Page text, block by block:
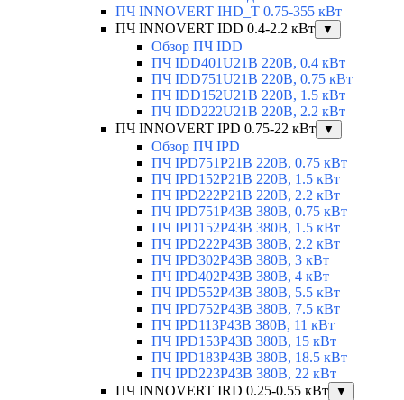
ПЧ INNOVERT IHD_T 0.75-355 кВт
ПЧ INNOVERT IDD 0.4-2.2 кВт
▼
Обзор ПЧ IDD
ПЧ IDD401U21B 220В, 0.4 кВт
ПЧ IDD751U21B 220В, 0.75 кВт
ПЧ IDD152U21B 220В, 1.5 кВт
ПЧ IDD222U21B 220В, 2.2 кВт
ПЧ INNOVERT IPD 0.75-22 кВт
▼
Обзор ПЧ IPD
ПЧ IPD751P21B 220В, 0.75 кВт
ПЧ IPD152P21B 220В, 1.5 кВт
ПЧ IPD222P21B 220В, 2.2 кВт
ПЧ IPD751P43B 380В, 0.75 кВт
ПЧ IPD152P43B 380В, 1.5 кВт
ПЧ IPD222P43B 380В, 2.2 кВт
ПЧ IPD302P43B 380В, 3 кВт
ПЧ IPD402P43B 380В, 4 кВт
ПЧ IPD552P43B 380В, 5.5 кВт
ПЧ IPD752P43B 380В, 7.5 кВт
ПЧ IPD113P43B 380В, 11 кВт
ПЧ IPD153P43B 380В, 15 кВт
ПЧ IPD183P43B 380В, 18.5 кВт
ПЧ IPD223P43B 380В, 22 кВт
ПЧ INNOVERT IRD 0.25-0.55 кВт
▼